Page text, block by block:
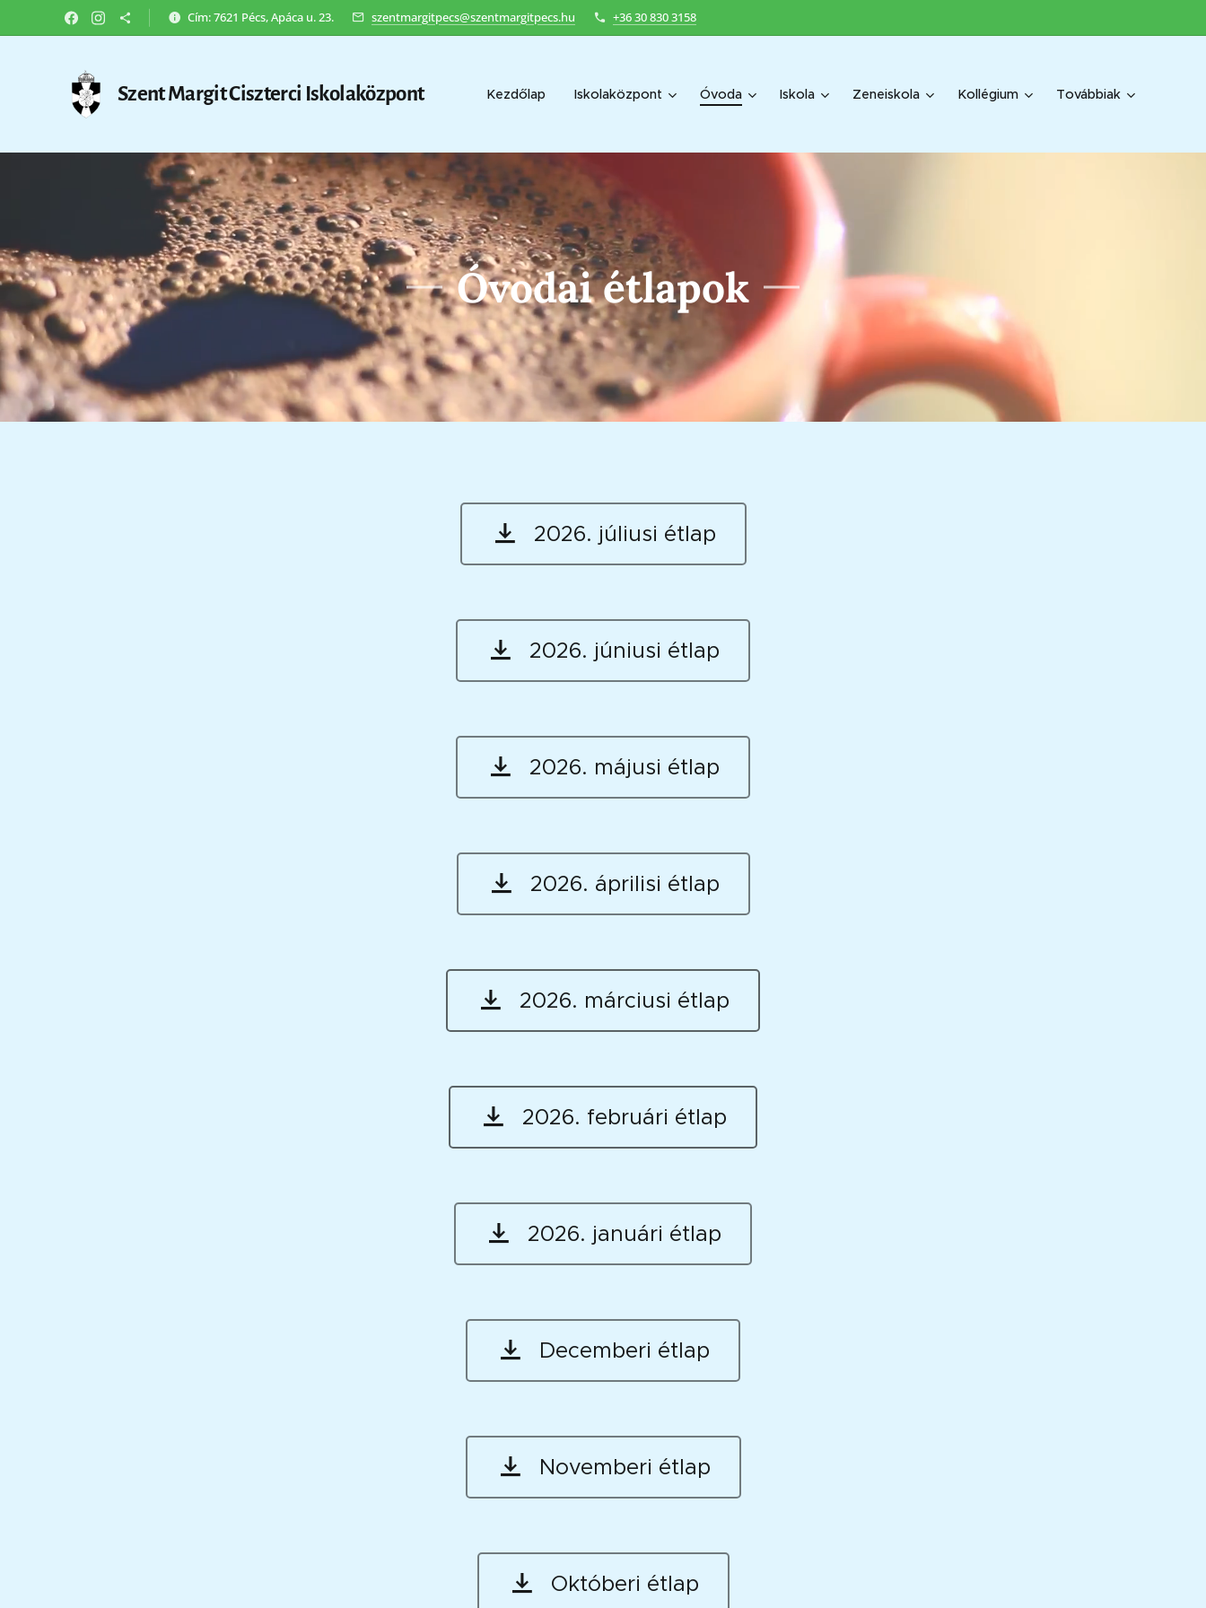
Cím: 7621 Pécs, Apáca u. 23. szentmargitpecs@szentmargitpecs.hu +36 30 830 3158
Szent Margit Ciszterci Iskolaközpont Kezdőlap Iskolaközpont Óvoda Iskola Zeneiskola Kollégium Továbbiak
Óvodai étlapok
2026. júliusi étlap
2026. júniusi étlap
2026. májusi étlap
2026. áprilisi étlap
2026. márciusi étlap
2026. februári étlap
2026. januári étlap
Decemberi étlap
Novemberi étlap
Októberi étlap